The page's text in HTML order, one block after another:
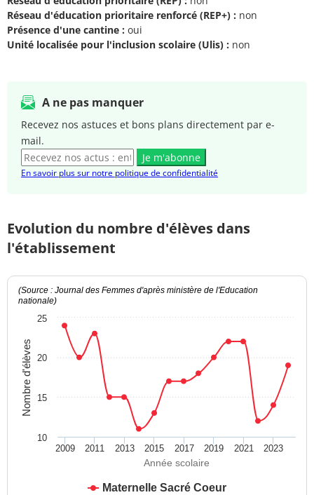
Réseau d'éducation prioritaire renforcé (REP+) : non
Présence d'une cantine : oui
Unité localisée pour l'inclusion scolaire (Ulis) : non
A ne pas manquer
Recevez nos astuces et bons plans directement par e-
mail.
Je m'abonne
En savoir plus sur notre politique de confidentialité
Evolution du nombre d'élèves dans
l'établissement
Année scolaire
Nombre d'élèves
(Source : Journal des Femmes d'après ministère de l'Education
nationale)
Maternelle Sacré Coeur
2009 2011 2013 2015 2017 2019 2021 2023
10
15
20
25